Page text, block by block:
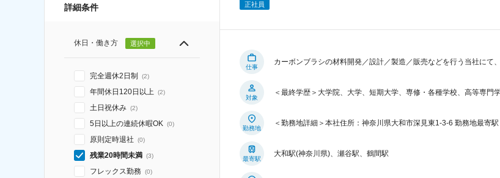
詳細条件
休日・働き方 選択中
完全週休2日制 (2)
年間休日120日以上 (2)
土日祝休み (2)
5日以上の連続休暇OK (0)
原則定時退社 (0)
残業20時間未満 (3)
フレックス勤務 (0)
正社員
仕事
カーボンブラシの材料開発／設計／製造／販売などを行う当社に
対象
＜最終学歴＞大学院、大学、短期大学、専修・各種学校、高等専門
勤務地
＜勤務地詳細＞本社住所：神奈川県大和市深見東1-3-6 勤務地最寄
最寄駅
大和駅(神奈川県)、瀬谷駅、鶴間駅